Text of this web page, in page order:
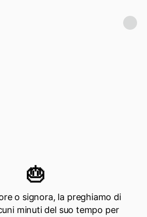
🎂
o signora, la preghiamo di
minuti del suo tempo per